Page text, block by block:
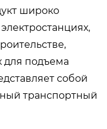
широко
для подъема
собой
транспортный